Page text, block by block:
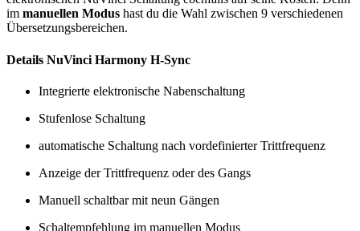
im manuellen Modus hast du die Wahl zwischen 9 verschiedenen
Übersetzungsbereichen.
Details NuVinci Harmony H-Sync
Integrierte elektronische Nabenschaltung
Stufenlose Schaltung
automatische Schaltung nach vordefinierter Trittfrequenz
Anzeige der Trittfrequenz oder des Gangs
Manuell schaltbar mit neun Gängen
Schaltempfehlung im manuellen Modus